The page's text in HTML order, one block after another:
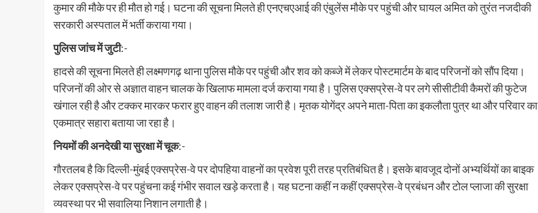
कुमार की मौके पर ही मौत हो गई। घटना की सूचना मिलते ही एनएचएआई की एंबुलेंस मौके पर पहुंची और घायल अमित को तुरंत नजदीकी
सरकारी अस्पताल में भर्ती कराया गया।
पुलिस जांच में जुटी:-
हादसे की सूचना मिलते ही लक्ष्मणगढ़ थाना पुलिस मौके पर पहुंची और शव को कब्जे में लेकर पोस्टमार्टम के बाद परिजनों को सौंप दिया।
परिजनों की ओर से अज्ञात वाहन चालक के खिलाफ मामला दर्ज कराया गया है। पुलिस एक्सप्रेस-वे पर लगे सीसीटीवी कैमरों की फुटेज
खंगाल रही है और टक्कर मारकर फरार हुए वाहन की तलाश जारी है। मृतक योगेंद्र अपने माता-पिता का इकलौता पुत्र था और परिवार का
एकमात्र सहारा बताया जा रहा है।
नियमों की अनदेखी या सुरक्षा में चूक:-
गौरतलब है कि दिल्ली-मुंबई एक्सप्रेस-वे पर दोपहिया वाहनों का प्रवेश पूरी तरह प्रतिबंधित है। इसके बावजूद दोनों अभ्यर्थियों का बाइक
लेकर एक्सप्रेस-वे पर पहुंचना कई गंभीर सवाल खड़े करता है। यह घटना कहीं न कहीं एक्सप्रेस-वे प्रबंधन और टोल प्लाजा की सुरक्षा
व्यवस्था पर भी सवालिया निशान लगाती है।